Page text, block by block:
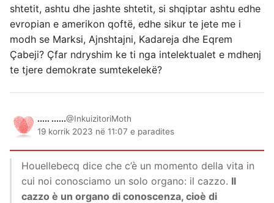
shtetit, ashtu dhe jashte shtetit, si shqiptar ashtu edhe
evropian e amerikon qoftë, edhe sikur te jete me i
modh se Marksi, Ajnshtajni, Kadareja dhe Eqrem
Çabeji? Çfar ndryshim ke ti nga intelektualet e mdhenj
te tjere demokrate sumtekelekë?
..... ......@InkuizitoriMoth
19 korrik 2023 në 11:07 e paradites
Houellebecq dice che c’è un momento della vita in
cui noi conosciamo un solo organo: il cazzo. Il
cazzo è un organo di conoscenza, cioè di